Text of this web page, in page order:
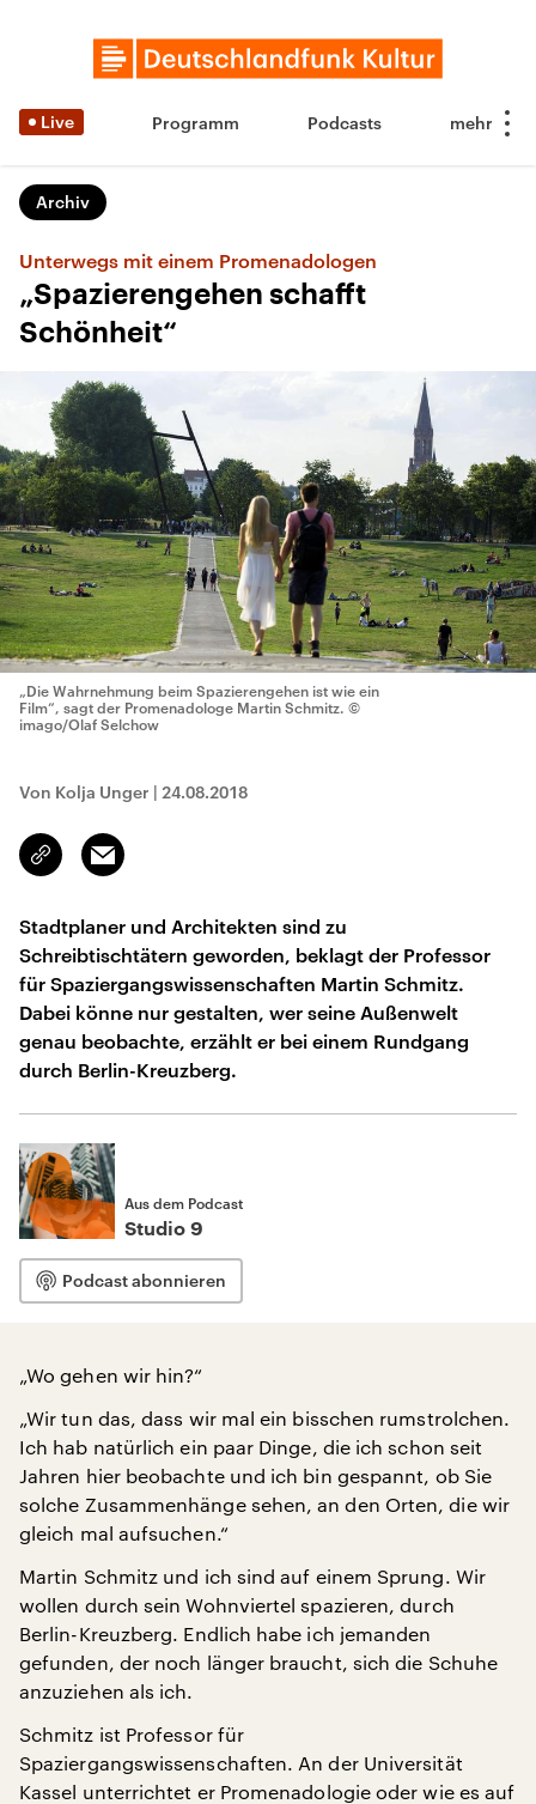
Live Programm Podcasts
Archiv
Unterwegs mit einem Promenadologen
„Spazierengehen schafft
Schönheit“
„Die Wahrnehmung beim Spazierengehen ist wie ein
Film“, sagt der Promenadologe Martin Schmitz. ©
imago/Olaf Selchow
Von Kolja Unger | 24.08.2018
Link
kopieren/teilen
Email
Stadtplaner und Architekten sind zu
Schreibtischtätern geworden, beklagt der Professor
für Spaziergangswissenschaften Martin Schmitz.
Dabei könne nur gestalten, wer seine Außenwelt
genau beobachte, erzählt er bei einem Rundgang
durch Berlin-Kreuzberg.
Aus dem Podcast
Studio 9
Podcast abonnieren
„Wo gehen wir hin?“
„Wir tun das, dass wir mal ein bisschen rumstrolchen.
Ich hab natürlich ein paar Dinge, die ich schon seit
Jahren hier beobachte und ich bin gespannt, ob Sie
solche Zusammenhänge sehen, an den Orten, die wir
gleich mal aufsuchen.“
Martin Schmitz und ich sind auf einem Sprung. Wir
wollen durch sein Wohnviertel spazieren, durch
Berlin-Kreuzberg. Endlich habe ich jemanden
gefunden, der noch länger braucht, sich die Schuhe
anzuziehen als ich.
Schmitz ist Professor für
Spaziergangswissenschaften. An der Universität
Kassel unterrichtet er Promenadologie oder wie es auf